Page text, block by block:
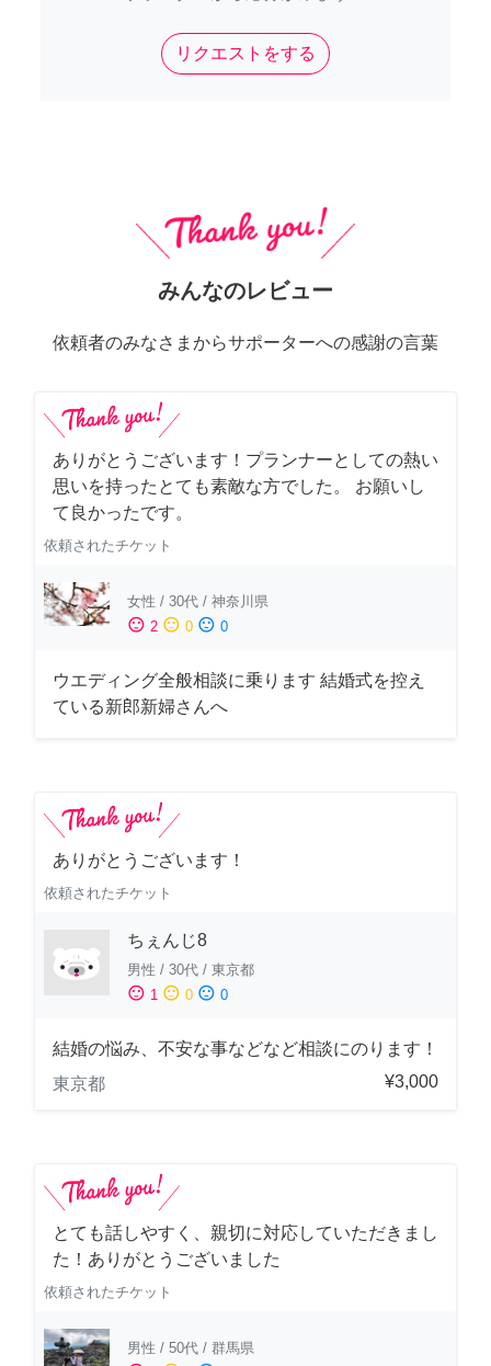
リクエストをする
みんなのレビュー
依頼者のみなさまからサポーターへの感謝の言葉
ありがとうございます！プランナーとしての熱い
思いを持ったとても素敵な方でした。 お願いし
て良かったです。
依頼されたチケット
女性 / 30代 / 神奈川県
sentiment_satisfied 2 sentiment_neutral 0 sentiment_dissatisfied 0
ウエディング全般相談に乗ります 結婚式を控え
ている新郎新婦さんへ
ありがとうございます！
依頼されたチケット
ちぇんじ8
男性 / 30代 / 東京都
sentiment_satisfied 1 sentiment_neutral 0 sentiment_dissatisfied 0
結婚の悩み、不安な事などなど相談にのります！
東京都
¥3,000
とても話しやすく、親切に対応していただきまし
た！ありがとうございました
依頼されたチケット
男性 / 50代 / 群馬県